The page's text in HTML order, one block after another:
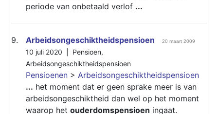
periode van onbetaald verlof ...
9. Arbeidsongeschiktheidspensioen 20 maart 2009
10 juli 2020 | Pensioen,
Arbeidsongeschiktheidspensioen
Pensioenen > Arbeidsongeschiktheidspensioen
... het moment dat er geen sprake meer is van
arbeidsongeschiktheid dan wel op het moment
waarop het ouderdomspensioen ingaat.